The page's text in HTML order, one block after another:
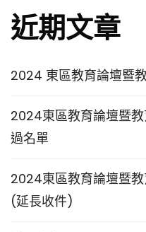
近期文章
2024 東區教育論壇暨
2024東區教育論壇暨
過名單
2024東區教育論壇暨
(延長收件)